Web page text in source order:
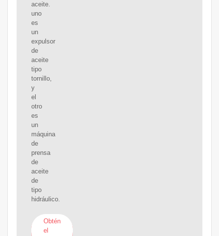
aceite.
uno
es
un
expulsor
de
aceite
tipo
tornillo,
y
el
otro
es
un
máquina
de
prensa
de
aceite
de
tipo
hidráulico.
Obtén
el